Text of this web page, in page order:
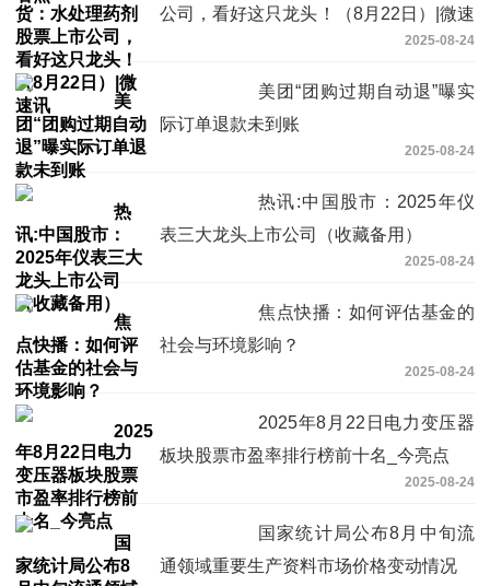
公司，看好这只龙头！（8月22日）|微速
2025-08-24
美团“团购过期自动退”曝实
际订单退款未到账
2025-08-24
热讯:中国股市：2025年仪
表三大龙头上市公司（收藏备用）
2025-08-24
焦点快播：如何评估基金的
社会与环境影响？
2025-08-24
2025年8月22日电力变压器
板块股票市盈率排行榜前十名_今亮点
2025-08-24
国家统计局公布8月中旬流
通领域重要生产资料市场价格变动情况